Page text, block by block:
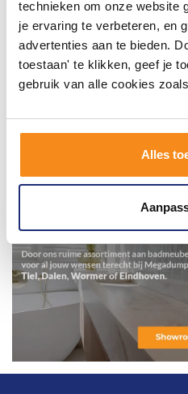
technieken om onze website
je ervaring te verbeteren, en
advertenties aan te bieden.
toestaan' te klikken, geef je
gebruik van alle cookies
Alles